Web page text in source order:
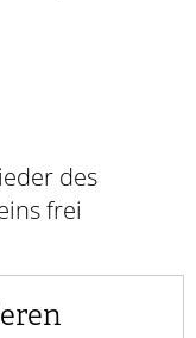
des
frei